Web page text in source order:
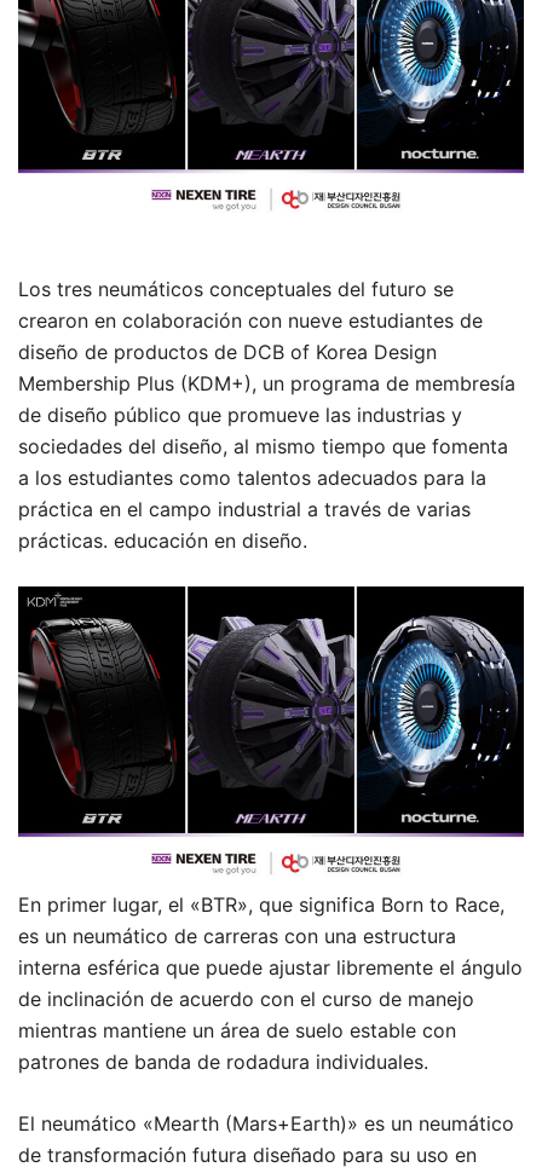
Los tres neumáticos conceptuales del futuro se
crearon en colaboración con nueve estudiantes de
diseño de productos de DCB of Korea Design
Membership Plus (KDM+), un programa de membresía
de diseño público que promueve las industrias y
sociedades del diseño, al mismo tiempo que fomenta
a los estudiantes como talentos adecuados para la
práctica en el campo industrial a través de varias
prácticas. educación en diseño.
En primer lugar, el «BTR», que significa Born to Race,
es un neumático de carreras con una estructura
interna esférica que puede ajustar libremente el ángulo
de inclinación de acuerdo con el curso de manejo
mientras mantiene un área de suelo estable con
patrones de banda de rodadura individuales.
El neumático «Mearth (Mars+Earth)» es un neumático
de transformación futura diseñado para su uso en